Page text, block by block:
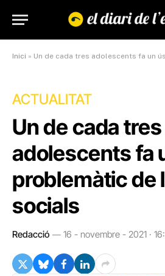
Inici » Un de cada tres adolescents fa un ús
ACTUALITAT
Un de cada tres
adolescents fa
problemàtic de
socials
Redacció 16 - novembre - 2021 ·